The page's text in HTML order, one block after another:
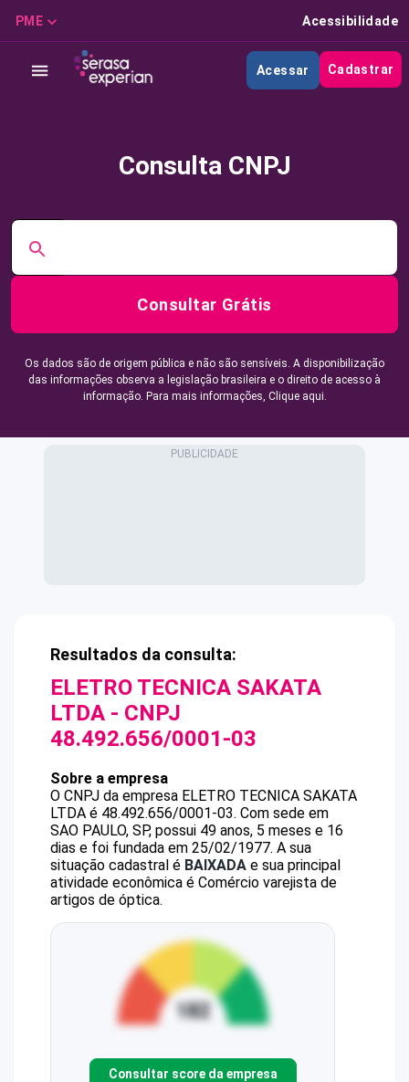
PME Acessibilidade
Acessar Cadastrar
Consulta CNPJ
Consultar Grátis
Os dados são de origem pública e não são sensíveis. A disponibilização
das informações observa a legislação brasileira e o direito de acesso à
informação. Para mais informações, Clique aqui.
Resultados da consulta:
ELETRO TECNICA SAKATA
LTDA - CNPJ
48.492.656/0001-03
Sobre a empresa
O CNPJ da empresa ELETRO TECNICA SAKATA
LTDA é 48.492.656/0001-03. Com sede em
SAO PAULO, SP, possui 49 anos, 5 meses e 16
dias e foi fundada em 25/02/1977. A sua
situação cadastral é BAIXADA e sua principal
atividade econômica é Comércio varejista de
artigos de óptica.
Consultar score da empresa